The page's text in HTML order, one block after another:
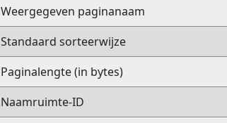
Weergegeven paginanaam
Standaard sorteerwijze
Paginalengte (in bytes)
Naamruimte-ID